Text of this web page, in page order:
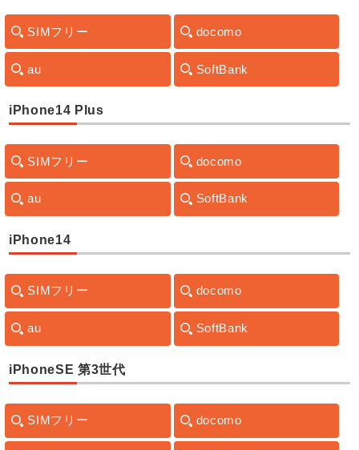
SIMフリー docomo
au SoftBank
iPhone14 Plus
SIMフリー docomo
au SoftBank
iPhone14
SIMフリー docomo
au SoftBank
iPhoneSE 第3世代
SIMフリー docomo